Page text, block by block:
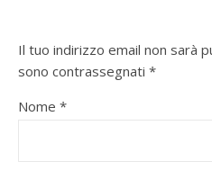
Il tuo indirizzo email non sarà
sono contrassegnati *
Nome *